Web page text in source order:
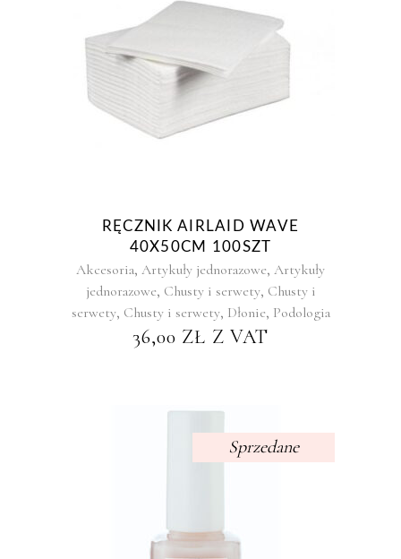
RĘCZNIK AIRLAID WAVE
40X50CM 100SZT
Akcesoria, Artykuły jednorazowe, Artykuły
jednorazowe, Chusty i serwety, Chusty i
serwety, Chusty i serwety, Dłonie, Podologia
36,00 ZŁ Z VAT
Sprzedane